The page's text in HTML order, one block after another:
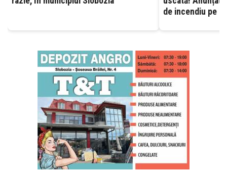
de incendiu pe